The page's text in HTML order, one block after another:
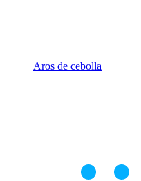
Aros de cebolla